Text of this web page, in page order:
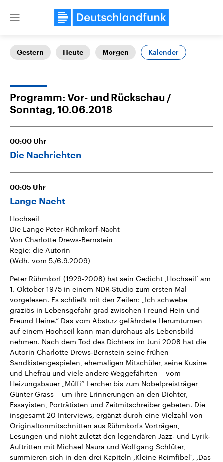
Close
Landtagswahl Sachsen-Anhalt
Alle Informationen
Sachsen-Anhalt wählt am 6.
September 2026 einen neuen
Landtag. Seit 2021 wird das
Bundesland von einer Koalition aus
CDU, SPD und FDP regiert.-
Umfragen, Prognosen,
Wahlprogramme, aktuelle Berichte
und Hintergründe zu den Parteien
und Kandidaten der anstehenden
USA
Sendungen
Audio-Archiv
Gestern Heute Morgen Kalender
Programm: Vor- und Rückschau
Sonntag, 10.06.2018
00:00 Uhr
Die Nachrichten
00:05 Uhr
Lange Nacht
Hochseil
Die Lange Peter-Rühmkorf-Nacht
Von Charlotte Drews-Bernstein
Regie: die Autorin
(Wdh. vom 5./6.9.2009)
Peter Rühmkorf (1929-2008) hat sein Gedicht ,Hochseil‘ am
1. Oktober 1975 in einem NDR-Studio zum ersten Mal
vorgelesen. Es schließt mit den Zeilen: „Ich schwebe
graziös in Lebensgefahr grad zwischen Freund Hein und
Freund Heine.“ Das vom Absturz gefährdete Herumturnen
auf einem Hochseil kann man durchaus als Lebensbild
nehmen. Nach dem Tod des Dichters im Juni 2008 hat die
Autorin Charlotte Drews-Bernstein seine frühen
Sandkistengespielen, ehemaligen Mitschüler, seine Kusine
und Ehefrau und viele andere Weggefährten – vom
Heizungsbauer „Müffi“ Lercher bis zum Nobelpreisträger
Günter Grass – um ihre Erinnerungen an den Dichter,
Essayisten, Porträtisten und Zeitmitschreiber gebeten. Die
insgesamt 20 Interviews, ergänzt durch eine Vielzahl von
Originaltonmitschnitten aus Rühmkorfs Vorträgen,
Lesungen und nicht zuletzt den legendären Jazz- und Lyrik-
Auftritten mit Michael Naura und Wolfgang Schlüter,
summieren sich in den drei Kapiteln ,Kleine Reimfibel‘, ,Das